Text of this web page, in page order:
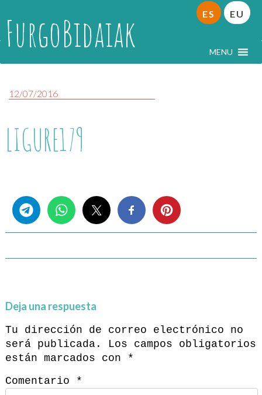
FurgoBidaiak MENU
ES EU
12/07/2016
LIGURE179
Deja una respuesta
Tu dirección de correo electrónico no
será publicada.
Los campos obligatorios
están marcados con
*
Comentario
*